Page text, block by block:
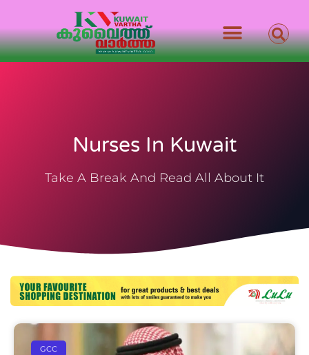
Nurses In Kuwait
Take A Break And Read All About It
GCC